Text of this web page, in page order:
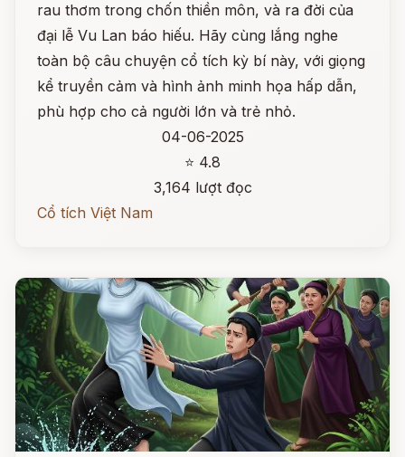
rau thơm trong chốn thiền môn, và ra đời của
đại lễ Vu Lan báo hiếu. Hãy cùng lắng nghe
toàn bộ câu chuyện cổ tích kỳ bí này, với giọng
kể truyền cảm và hình ảnh minh họa hấp dẫn,
phù hợp cho cả người lớn và trẻ nhỏ.
04-06-2025
⭐ 4.8
3,164 lượt đọc
Cổ tích Việt Nam